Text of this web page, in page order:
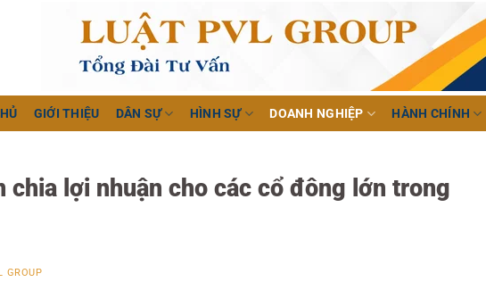
GIỚI THIỆU DÂN SỰ HÌNH SỰ DOANH NGHIỆP HÀNH CHÍNH
chia lợi nhuận cho các cổ đông lớn trong
GROUP